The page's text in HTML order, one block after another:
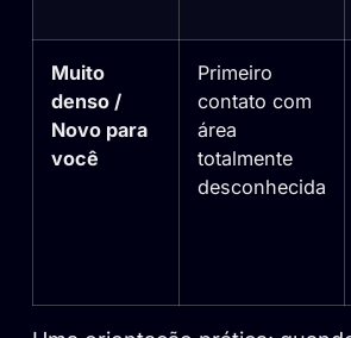
Muito
denso /
Novo para
você
Primeiro
contato com
área
totalmente
desconhecida